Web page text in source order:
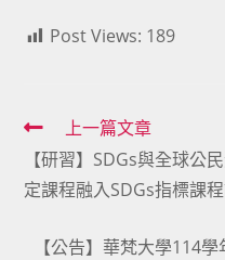
Post Views: 189
Read
more
articles
上一篇文章
【研習】SDGs與全球公
定課程融入SDGs指標課
【公告】華梵大學114